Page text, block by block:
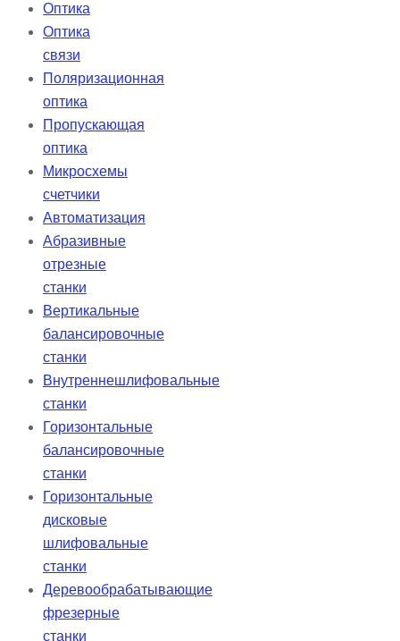
Оптика
Оптика
связи
Поляризационная
оптика
Пропускающая
оптика
Микросхемы
счетчики
Автоматизация
Абразивные
отрезные
станки
Вертикальные
балансировочные
станки
Внутреннешлифовальные
станки
Горизонтальные
балансировочные
станки
Горизонтальные
дисковые
шлифовальные
станки
Деревообрабатывающие
фрезерные
станки